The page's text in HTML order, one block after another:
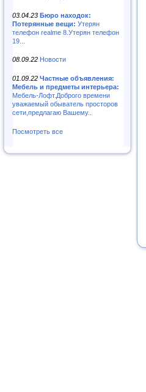
03.04.23 Бюро находок:
Потерянные вещи: Утерян
телефон realme 8.Утерян телефон
19...
08.09.22 Новости
01.09.22 Частные объявления:
Мебель и предметы интерьера:
Мебель-Лофт.Доброго времени
уважаемый обыватель просторов
сети,предлагаю Вашему..
Посмотреть все